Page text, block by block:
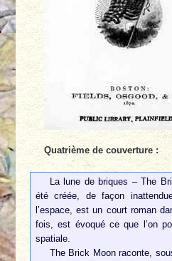
Quatrième de couverture :
La lune de briques – The
été créée, de façon
l’espace, est un court roman
fois, est évoqué ce que l’on
spatiale.
The Brick Moon raconte,